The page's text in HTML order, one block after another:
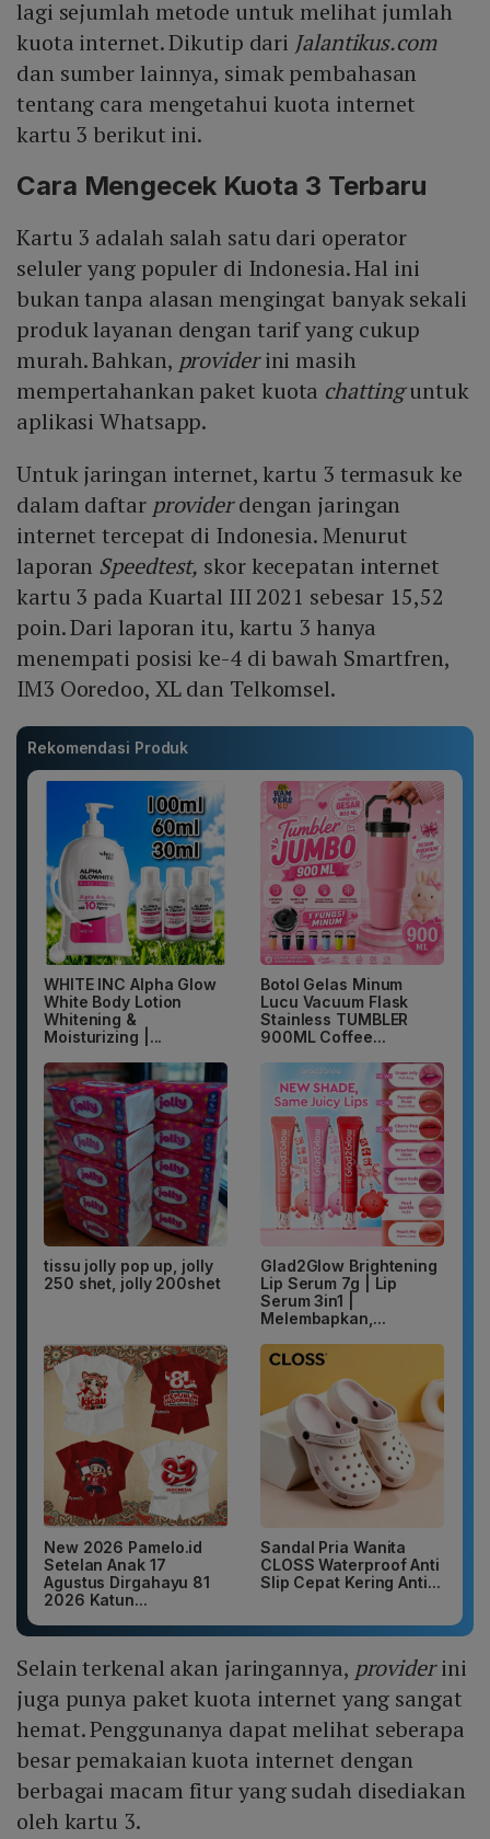
lagi sejumlah metode untuk melihat jumlah
kuota internet. Dikutip dari Jalantikus.com
dan sumber lainnya, simak pembahasan
tentang cara mengetahui kuota internet
kartu 3 berikut ini.
Cara Mengecek Kuota 3 Terbaru
Kartu 3 adalah salah satu dari operator
seluler yang populer di Indonesia. Hal ini
bukan tanpa alasan mengingat banyak sekali
produk layanan dengan tarif yang cukup
murah. Bahkan, providerini masih
mempertahankan paket kuota chattinguntuk
aplikasi Whatsapp.
Untuk jaringan internet, kartu 3 termasuk ke
dalam daftar providerdengan jaringan
internet tercepat di Indonesia. Menurut
laporan Speedtest, skor kecepatan internet
kartu 3 pada Kuartal III 2021 sebesar 15,52
poin. Dari laporan itu, kartu 3 hanya
menempati posisi ke-4 di bawah Smartfren,
IM3 Ooredoo, XL dan Telkomsel.
Rekomendasi Produk
WHITE INC Alpha Glow
White Body Lotion
Whitening &
Moisturizing |...
Botol Gelas Minum
Lucu Vacuum Flask
Stainless TUMBLER
900ML Coffee...
tissu jolly pop up, jolly
250 shet, jolly 200shet
Glad2Glow Brightening
Lip Serum 7g | Lip
Serum 3in1 |
Melembapkan,...
New 2026 Pamelo.id
Setelan Anak 17
Agustus Dirgahayu 81
2026 Katun...
Sandal Pria Wanita
CLOSS Waterproof Anti
Slip Cepat Kering Anti...
Selain terkenal akan jaringannya, providerini
juga punya paket kuota internet yang sangat
hemat. Penggunanya dapat melihat seberapa
besar pemakaian kuota internet dengan
berbagai macam fitur yang sudah disediakan
oleh kartu 3.